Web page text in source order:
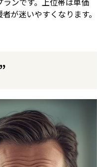
が迷いやすくなります。